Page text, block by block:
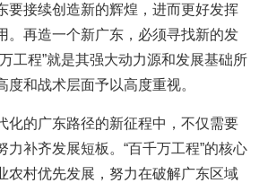
接续创造新的辉煌，进而更好发挥
。再造一个新广东，必须寻找新的发
工程”就是其强大动力源和发展基础所
和战术层面予以高度重视。
的广东路径的新征程中，不仅需要
力补齐发展短板。“百千万工程”的核心
农村优先发展，努力在破解广东区域